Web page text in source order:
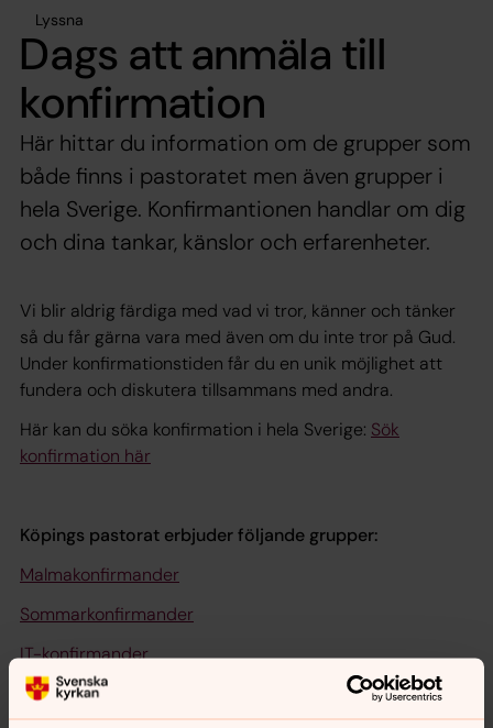
Lyssna
Dags att anmäla till
konfirmation
Här hittar du information om de grupper som
både finns i pastoratet men även grupper i
hela Sverige. Konfirmantionen handlar om dig
och dina tankar, känslor och erfarenheter.
Vi blir aldrig färdiga med vad vi tror, känner och tänker
så du får gärna vara med även om du inte tror på Gud.
Under konfirmationstiden får du en unik möjlighet att
fundera och diskutera tillsammans med andra.
Här kan du söka konfirmation i hela Sverige: Sök
konfirmation här
Köpings pastorat erbjuder följande grupper:
Malmakonfirmander
Sommarkonfirmander
IT-konfirmander
Upplevelsekonfirmander